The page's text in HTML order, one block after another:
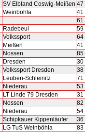
SV Elbland Coswig-Meißen 47
Weinböhla
41
61
Radebeul
59
Volkssport
64
Meißen
41
Nossen
85
Dresden
30
Volkssport Dresden
38
Leuben-Schleinitz
71
Niederau
53
LT Linde 79 Dresden
31
Nossen
82
Niederau
54
Schipkauer Kippenläufer
36
LG TuS Weinböhla
83